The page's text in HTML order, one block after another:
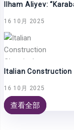
Ilham Aliyev:
16 10月 2025
Italian
16 10月 2025
查看全部